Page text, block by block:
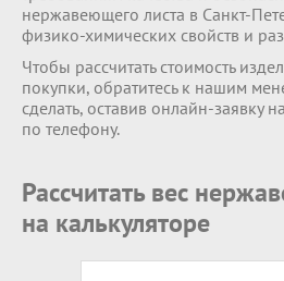
нержавеющего листа в Санкт-
физико-химических свойств и
Чтобы рассчитать стоимость
покупки, обратитесь к нашим
сделать, оставив онлайн-заявку
по телефону.
Рассчитать вес
на калькуляторе